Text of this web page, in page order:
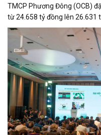
TMCP Phương Đông (OCB)
từ 24.658 tỷ đồng lên 26.631
đạt mức 5.338 tỷ đồng, tăng